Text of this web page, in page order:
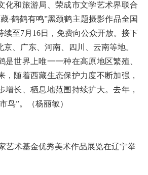
化和旅游局、荣成市文学艺术界联合
·鹤鹤有鸣”黑颈鹤主题摄影作品全国
续至7月16日，免费向公众开放。接下
、广东、河南、四川、云南等地。
世界上唯一一种在高原地区繁殖、
，随着西藏生态保护力度不断加强，
增长、栖息地范围持续扩大。去年，
鸟”。
（杨丽敏）
艺术基金优秀美术作品展览在辽宁举